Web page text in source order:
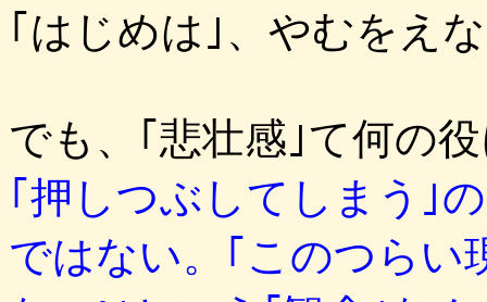
｢はじめは｣、やむをえ
でも、｢悲壮感｣て何の
｢押しつぶしてしまう｣
ではない。｢このつらい